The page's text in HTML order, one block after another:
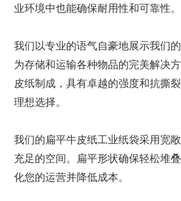
业环境中也能确保耐用性和可靠性。
我们以专业的语气自豪地展示我们
为存储和运输各种物品的完美解决
皮纸制成，具有卓越的强度和抗撕
理想选择。
我们的扁平牛皮纸工业纸袋采用宽
充足的空间。扁平形状确保轻松堆
化您的运营并降低成本。